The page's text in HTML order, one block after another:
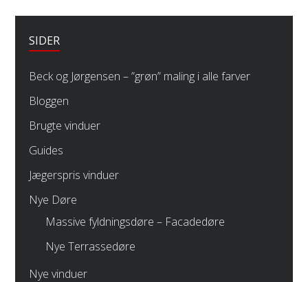
SIDER
Beck og Jørgensen – ”grøn” maling i alle farver
Bloggen
Brugte vinduer
Guides
Jægerspris vinduer
Nye Døre
Massive fyldningsdøre – Facadedøre
Nye Terrassedøre
Nye vinduer